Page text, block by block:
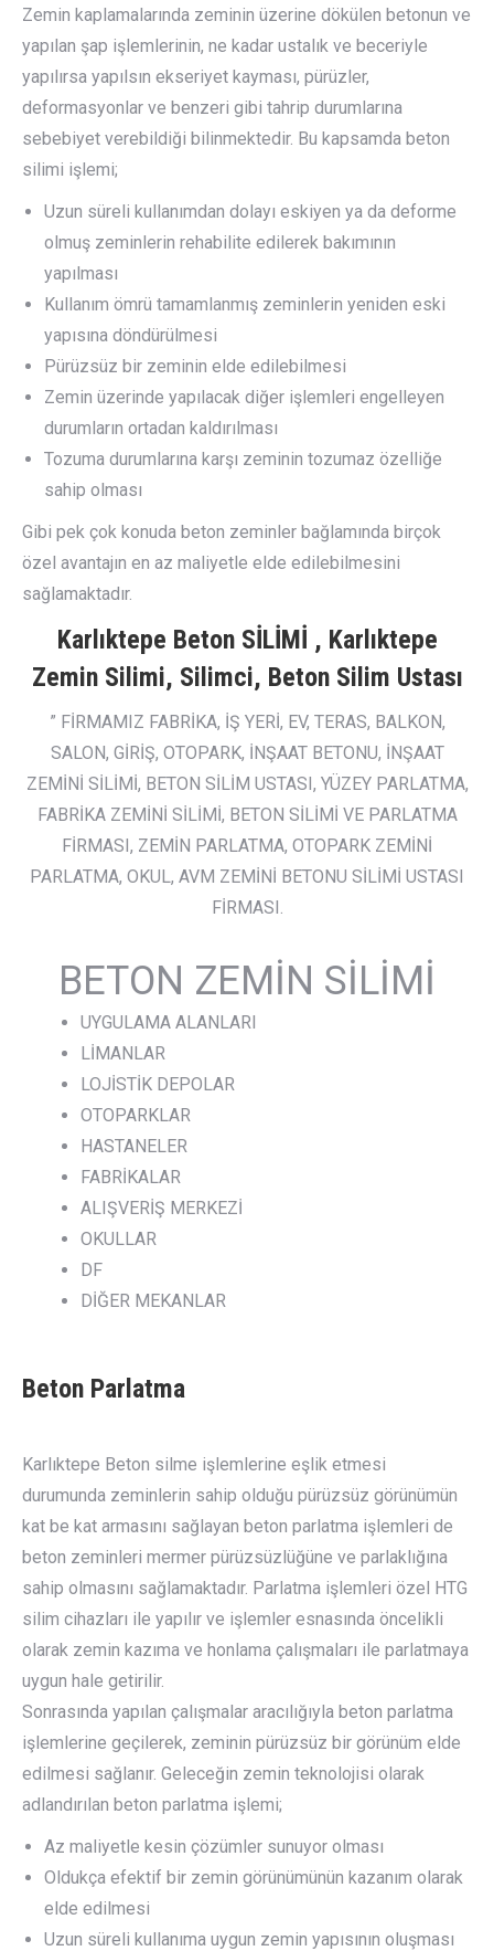
Zemin kaplamalarında zeminin üzerine dökülen betonun ve
yapılan şap işlemlerinin, ne kadar ustalık ve beceriyle
yapılırsa yapılsın ekseriyet kayması, pürüzler,
deformasyonlar ve benzeri gibi tahrip durumlarına
sebebiyet verebildiği bilinmektedir. Bu kapsamda beton
silimi işlemi;
Uzun süreli kullanımdan dolayı eskiyen ya da deforme
olmuş zeminlerin rehabilite edilerek bakımının
yapılması
Kullanım ömrü tamamlanmış zeminlerin yeniden eski
yapısına döndürülmesi
Pürüzsüz bir zeminin elde edilebilmesi
Zemin üzerinde yapılacak diğer işlemleri engelleyen
durumların ortadan kaldırılması
Tozuma durumlarına karşı zeminin tozumaz özelliğe
sahip olması
Gibi pek çok konuda beton zeminler bağlamında birçok
özel avantajın en az maliyetle elde edilebilmesini
sağlamaktadır.
Karlıktepe Beton SİLİMİ , Karlıktepe
Zemin Silimi, Silimci, Beton Silim Ustası
” FİRMAMIZ FABRİKA, İŞ YERİ, EV, TERAS, BALKON,
SALON, GİRİŞ, OTOPARK, İNŞAAT BETONU, İNŞAAT
ZEMİNİ SİLİMİ, BETON SİLİM USTASI, YÜZEY PARLATMA,
FABRİKA ZEMİNİ SİLİMİ, BETON SİLİMİ VE PARLATMA
FİRMASI, ZEMİN PARLATMA, OTOPARK ZEMİNİ
PARLATMA, OKUL, AVM ZEMİNİ BETONU SİLİMİ USTASI
FİRMASI.
BETON ZEMİN SİLİMİ
UYGULAMA ALANLARI
LİMANLAR
LOJİSTİK DEPOLAR
OTOPARKLAR
HASTANELER
FABRİKALAR
ALIŞVERİŞ MERKEZİ
OKULLAR
DF
DİĞER MEKANLAR
Beton Parlatma
Karlıktepe Beton silme işlemlerine eşlik etmesi
durumunda zeminlerin sahip olduğu pürüzsüz görünümün
kat be kat armasını sağlayan beton parlatma işlemleri de
beton zeminleri mermer pürüzsüzlüğüne ve parlaklığına
sahip olmasını sağlamaktadır. Parlatma işlemleri özel HTG
silim cihazları ile yapılır ve işlemler esnasında öncelikli
olarak zemin kazıma ve honlama çalışmaları ile parlatmaya
uygun hale getirilir.
Sonrasında yapılan çalışmalar aracılığıyla beton parlatma
işlemlerine geçilerek, zeminin pürüzsüz bir görünüm elde
edilmesi sağlanır. Geleceğin zemin teknolojisi olarak
adlandırılan beton parlatma işlemi;
Az maliyetle kesin çözümler sunuyor olması
Oldukça efektif bir zemin görünümünün kazanım olarak
elde edilmesi
Uzun süreli kullanıma uygun zemin yapısının oluşması